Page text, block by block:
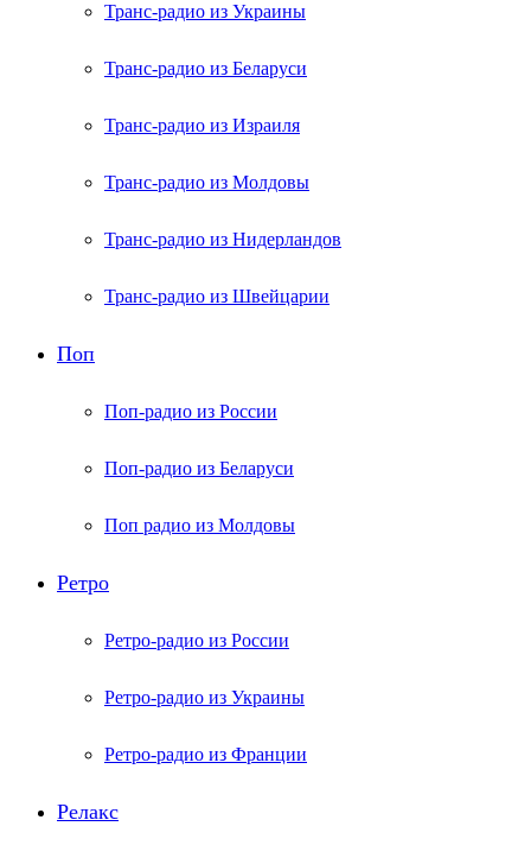
Транс-радио из Украины
Транс-радио из Беларуси
Транс-радио из Израиля
Транс-радио из Молдовы
Транс-радио из Нидерландов
Транс-радио из Швейцарии
Поп
Поп-радио из России
Поп-радио из Беларуси
Поп радио из Молдовы
Ретро
Ретро-радио из России
Ретро-радио из Украины
Ретро-радио из Франции
Релакс